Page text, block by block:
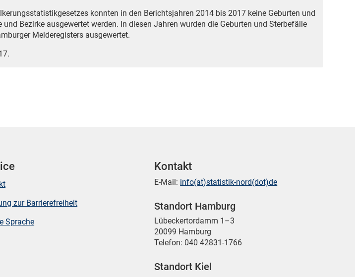
konnten in den Berichtsjahren 2014 bis 2017 keine Geburten und
Bezirke ausgewertet werden. In diesen Jahren wurden die Geburten und Sterbefälle
Melderegisters ausgewertet.
zur Barrierefreiheit
Sprache
Kontakt
E-Mail: info(at)statistik-nord(dot)de
Standort Hamburg
Lübeckertordamm 1–3
20099 Hamburg
Telefon: 040 42831-1766
Standort Kiel